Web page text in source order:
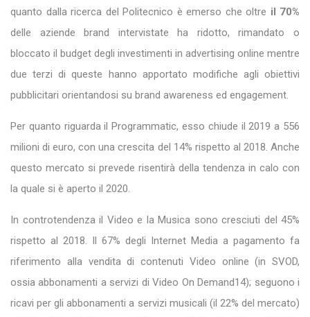
quanto dalla ricerca del Politecnico è emerso che oltre il 70%
delle aziende brand intervistate ha ridotto, rimandato o
bloccato il budget degli investimenti in advertising online mentre
due terzi di queste hanno apportato modifiche agli obiettivi
pubblicitari orientandosi su brand awareness ed engagement.
Per quanto riguarda il Programmatic, esso chiude il 2019 a 556
milioni di euro, con una crescita del 14% rispetto al 2018. Anche
questo mercato si prevede risentirà della tendenza in calo con
la quale si è aperto il 2020.
In controtendenza il Video e la Musica sono cresciuti del 45%
rispetto al 2018. Il 67% degli Internet Media a pagamento fa
riferimento alla vendita di contenuti Video online (in SVOD,
ossia abbonamenti a servizi di Video On Demand14); seguono i
ricavi per gli abbonamenti a servizi musicali (il 22% del mercato)